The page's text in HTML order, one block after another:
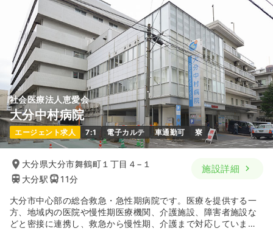
社会医療法人恵愛会
大分中村病院
エージェント求人 7:1 電子カルテ 車通勤可 寮
大分県大分市舞鶴町１丁目４−１
大分駅
11分
施設詳細
大分市中心部の総合救急・急性期病院です。医療を提供する一
方、地域内の医院や慢性期医療機関、介護施設、障害者施設な
どと密接に連携し、救急から慢性期、介護まで対応していま